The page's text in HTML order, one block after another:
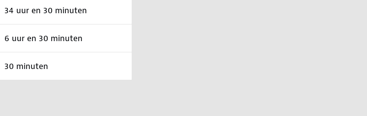
34 uur en 30 minuten
6 uur en 30 minuten
30 minuten